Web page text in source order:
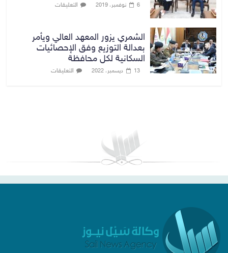
6 نوفمبر، 2019 التعليقات
الشمري يزور المعهد العالي ويأمر
بعدالة التوزيع وفق الإحصائيات
السكانية لكل محافظة
13 ديسمبر، 2022 التعليقات